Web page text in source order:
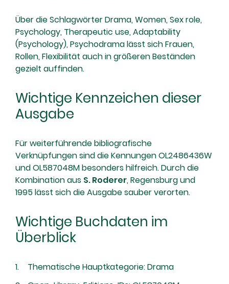
Über die Schlagwörter Drama, Women, Sex role,
Psychology, Therapeutic use, Adaptability
(Psychology), Psychodrama lässt sich Frauen,
Rollen, Flexibilität auch in größeren Beständen
gezielt auffinden.
Wichtige Kennzeichen dieser
Ausgabe
Für weiterführende bibliografische
Verknüpfungen sind die Kennungen OL2486436W
und OL587048M besonders hilfreich. Durch die
Kombination aus S. Roderer, Regensburg und
1995 lässt sich die Ausgabe sauber verorten.
Wichtige Buchdaten im
Überblick
Thematische Hauptkategorie: Drama